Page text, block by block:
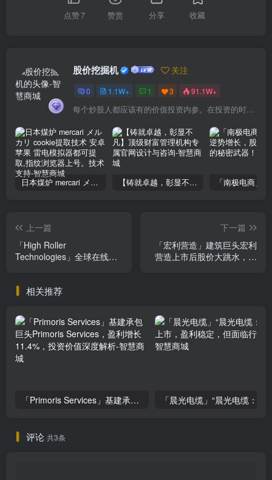
点赞7 赞赏 分享 收藏
股价挖掘机 关注
0 1.1W+ 1 3 91.1W+
每个炒股人都应该有的价值投资内参。在投资的时候，我们把自己看成是企业分析师——而不是市场分析师，也不是宏观经济分析师，更不是证券分析师。
日本煤炉 mercari メルカリ cookie提取技术 安卓 苹果 雷电模拟器都可提取,指纹浏览器上号。技术支持 【铸就卓越，彰显不凡】顶级财富管理机构专属官网设计与咨询
上一篇
「High Roller
Technologies」全球在线博
下一篇
「宏利营造」建筑巨头宏利
营造上市后股价大跳水，投
相关推荐
「Primoris Services」基建承包巨头Primoris Services，盈利增长11.4%，投资价值深度解析
评论 共3条